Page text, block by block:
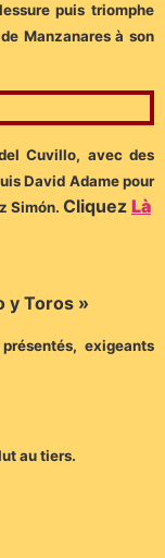
puis triomphe
Manzanares à son
Cuvillo, avec des
David Adame pour
Simón. Cliquez Là
y Toros »
exigeants
au tiers.